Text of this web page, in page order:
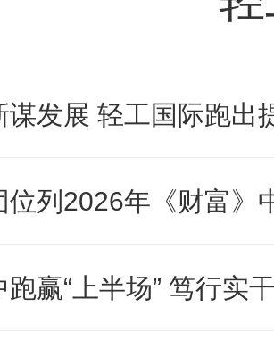
谋发展 轻工国际跑出
位列2026年《财富》
赢“上半场” 笃行实